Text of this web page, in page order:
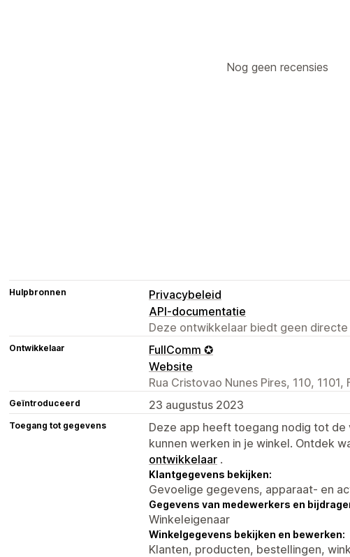
Nog geen recensies
Hulpbronnen
Privacybeleid
API-documentatie
Deze ontwikkelaar biedt geen
Ontwikkelaar
FullComm ✪
Website
Rua Cristovao Nunes Pires, 110,
Geïntroduceerd 23 augustus 2023
Toegang tot gegevens
Deze app heeft toegang nodig tot
kunnen werken in je winkel. Ontdek
ontwikkelaar .
Klantgegevens bekijken:
Gevoelige gegevens, apparaat- en
Gegevens van medewerkers en
Winkeleigenaar
Winkelgegevens bekijken en bewerken:
Klanten, producten, bestellingen,